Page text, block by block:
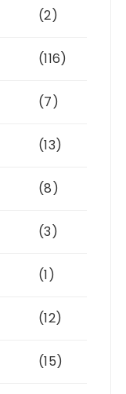
(2)
(116)
(7)
(13)
(8)
(3)
(1)
(12)
(15)